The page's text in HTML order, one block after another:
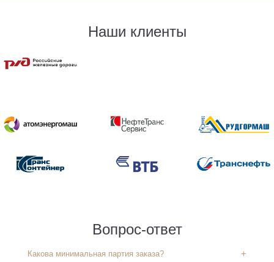
Наши клиенты
Вопрос-ответ
Какова минимальная партия заказа?